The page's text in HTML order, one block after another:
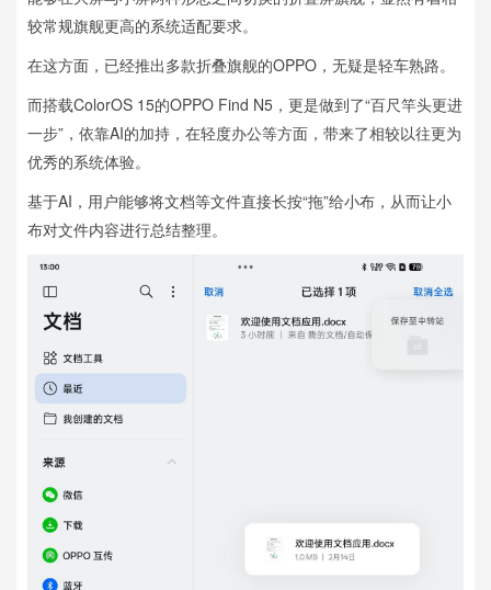
较常规旗舰更高的系统适配要求。
在这方面，已经推出多款折叠旗舰的OPPO，无疑是轻车熟路。
而搭载ColorOS 15的OPPO Find N5，更是做到了“百尺竿头更进
一步”，依靠AI的加持，在轻度办公等方面，带来了相较以往更为
优秀的系统体验。
基于AI，用户能够将文档等文件直接长按“拖”给小布，从而让小
布对文件内容进行总结整理。